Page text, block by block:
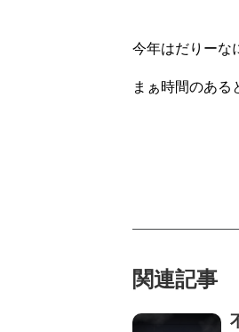
今年はだりーな
まぁ時間のある
関連記事